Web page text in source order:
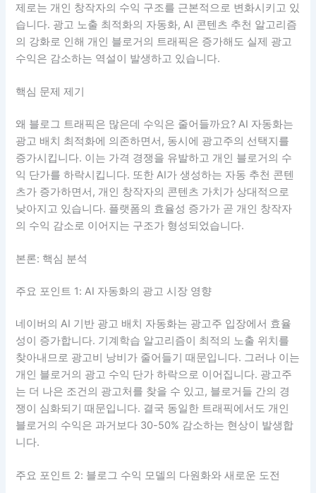
제로는 개인 창작자의 수익 구조를 근본적으로 변화시키고 있
습니다. 광고 노출 최적화의 자동화, AI 콘텐츠 추천 알고리즘
의 강화로 인해 개인 블로거의 트래픽은 증가해도 실제 광고
수익은 감소하는 역설이 발생하고 있습니다.
핵심 문제 제기
왜 블로그 트래픽은 많은데 수익은 줄어들까요? AI 자동화는
광고 배치 최적화에 의존하면서, 동시에 광고주의 선택지를
증가시킵니다. 이는 가격 경쟁을 유발하고 개인 블로거의 수
익 단가를 하락시킵니다. 또한 AI가 생성하는 자동 추천 콘텐
츠가 증가하면서, 개인 창작자의 콘텐츠 가치가 상대적으로
낮아지고 있습니다. 플랫폼의 효율성 증가가 곧 개인 창작자
의 수익 감소로 이어지는 구조가 형성되었습니다.
본론: 핵심 분석
주요 포인트 1: AI 자동화의 광고 시장 영향
네이버의 AI 기반 광고 배치 자동화는 광고주 입장에서 효율
성이 증가합니다. 기계학습 알고리즘이 최적의 노출 위치를
찾아내므로 광고비 낭비가 줄어들기 때문입니다. 그러나 이는
개인 블로거의 광고 수익 단가 하락으로 이어집니다. 광고주
는 더 나은 조건의 광고처를 찾을 수 있고, 블로거들 간의 경
쟁이 심화되기 때문입니다. 결국 동일한 트래픽에서도 개인
블로거의 수익은 과거보다 30-50% 감소하는 현상이 발생합
니다.
주요 포인트 2: 블로그 수익 모델의 다원화와 새로운 도전